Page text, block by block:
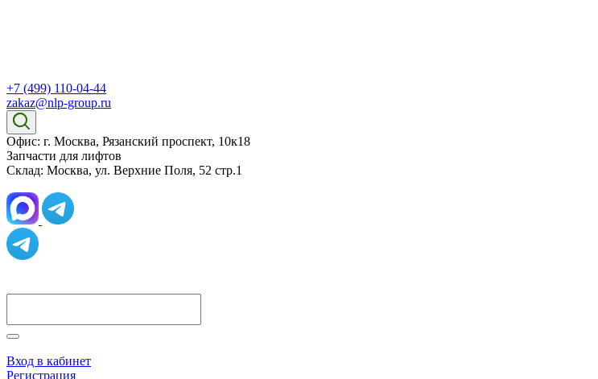
+7 (499) 110-04-44
zakaz@nlp-group.ru
Офис: г. Москва, Рязанский проспект, 10к18
Запчасти для лифтов
Склад: Москва, ул. Верхние Поля, 52 стр.1
Вход в кабинет
Регистрация